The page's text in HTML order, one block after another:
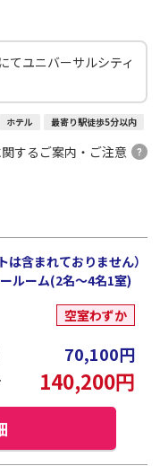
てユニバーサルシティ
ホテル 最寄り駅徒歩5分以内
するご案内・ご注意
含まれておりません）
ルーム(2名～4名1室)
空室わずか
70,100円
140,200円